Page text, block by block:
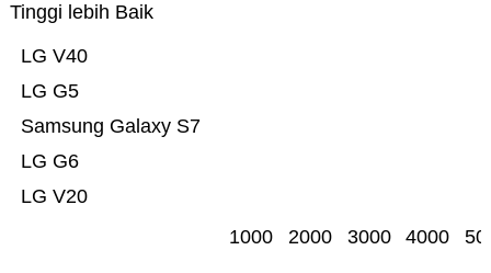
Tinggi lebih Baik
LG V20
LG G6
Samsung Galaxy S7
LG G5
LG V40
1000 2000 3000 4000